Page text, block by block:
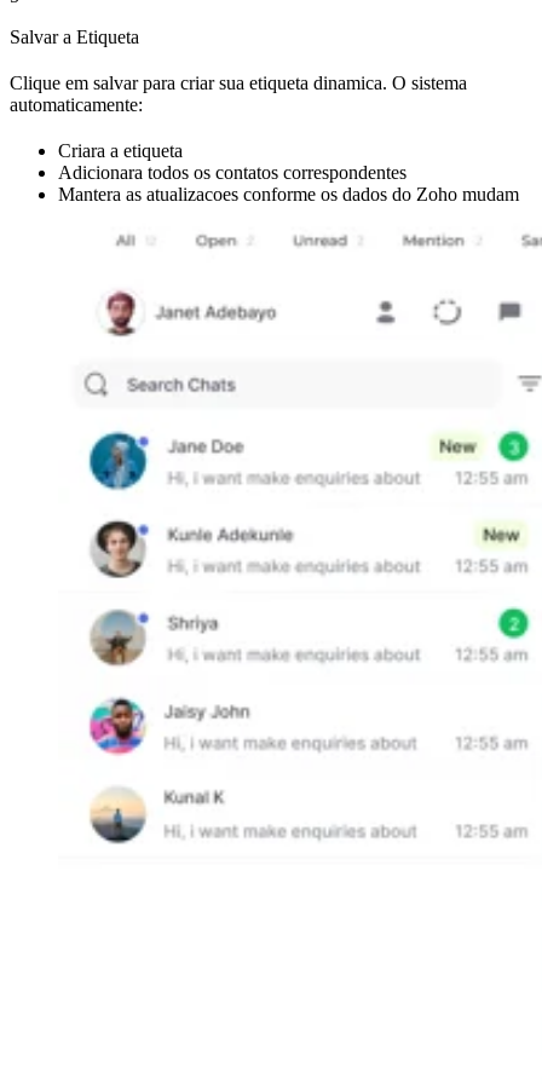
Salvar a Etiqueta
Clique em salvar para criar sua etiqueta dinamica. O sistema
automaticamente:
Criara a etiqueta
Adicionara todos os contatos correspondentes
Mantera as atualizacoes conforme os dados do Zoho mudam